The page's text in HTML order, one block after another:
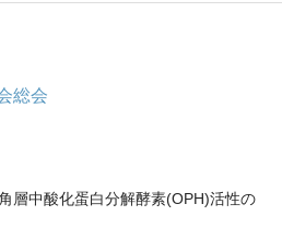
総会
層中酸化蛋白分解酵素(OPH)活性の